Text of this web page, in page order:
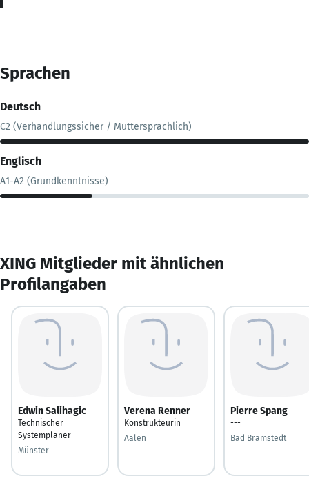
Sprachen
Deutsch
C2 (Verhandlungssicher / Muttersprachlich)
Englisch
A1-A2 (Grundkenntnisse)
XING Mitglieder mit ähnlichen
Profilangaben
Edwin Salihagic
Technischer
Systemplaner
Münster
Verena Renner
Konstrukteurin
Aalen
Pierre Spang
---
Bad Bramstedt